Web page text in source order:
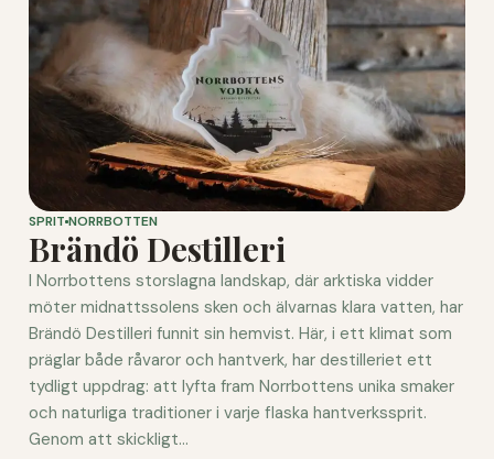
SPRIT NORRBOTTEN
Brändö Destilleri
I Norrbottens storslagna landskap, där arktiska vidder
möter midnattssolens sken och älvarnas klara vatten, har
Brändö Destilleri funnit sin hemvist. Här, i ett klimat som
präglar både råvaror och hantverk, har destilleriet ett
tydligt uppdrag: att lyfta fram Norrbottens unika smaker
och naturliga traditioner i varje flaska hantverkssprit.
Genom att skickligt...